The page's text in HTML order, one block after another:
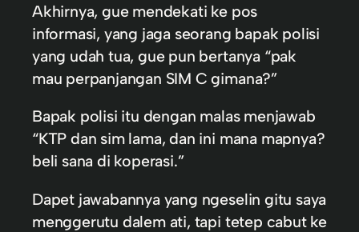
Akhirnya, gue mendekati ke pos
informasi, yang jaga seorang bapak polisi
yang udah tua, gue pun bertanya “pak
mau perpanjangan SIM C gimana?”
Bapak polisi itu dengan malas menjawab
“KTP dan sim lama, dan ini mana mapnya?
beli sana di koperasi.”
Dapet jawabannya yang ngeselin gitu saya
menggerutu dalem ati, tapi tetep cabut ke